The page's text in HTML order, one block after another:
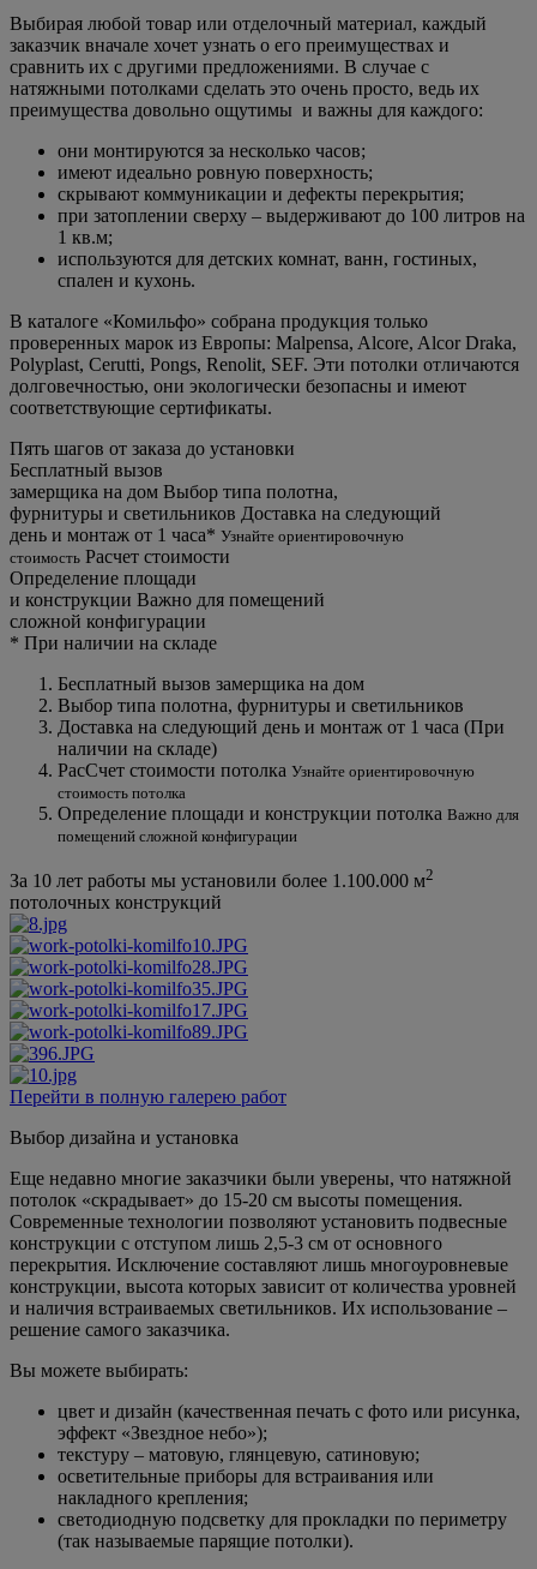
Выбирая любой товар или отделочный материал, каждый
заказчик вначале хочет узнать о его преимуществах и
сравнить их с другими предложениями. В случае с
натяжными потолками сделать это очень просто, ведь их
преимущества довольно ощутимы и важны для каждого:
они монтируются за несколько часов;
имеют идеально ровную поверхность;
скрывают коммуникации и дефекты перекрытия;
при затоплении сверху – выдерживают до 100 литров на
1 кв.м;
используются для детских комнат, ванн, гостиных,
спален и кухонь.
В каталоге «Комильфо» собрана продукция только
проверенных марок из Европы: Malpensa, Alcore, Alcor Draka,
Polyplast, Cerutti, Pongs, Renolit, SEF. Эти потолки отличаются
долговечностью, они экологически безопасны и имеют
соответствующие сертификаты.
Пять шагов от заказа до установки
Бесплатный вызов
замерщика на дом Выбор типа полотна,
фурнитуры и светильников Доставка на следующий
день и монтаж от 1 часа* Узнайте ориентировочную
стоимость Расчет стоимости
Определение площади
и конструкции Важно для помещений
сложной конфигурации
* При наличии на складе
Бесплатный вызов замерщика на дом
Выбор типа полотна, фурнитуры и светильников
Доставка на следующий день и монтаж от 1 часа (При
наличии на складе)
РасСчет стоимости потолка Узнайте ориентировочную
стоимость потолка
Определение площади и конструкции потолка Важно для
помещений сложной конфигурации
За 10 лет работы мы установили более 1.100.000 м2
потолочных конструкций
Перейти в полную галерею работ
Выбор дизайна и установка
Еще недавно многие заказчики были уверены, что натяжной
потолок «скрадывает» до 15-20 см высоты помещения.
Современные технологии позволяют установить подвесные
конструкции с отступом лишь 2,5-3 см от основного
перекрытия. Исключение составляют лишь многоуровневые
конструкции, высота которых зависит от количества уровней
и наличия встраиваемых светильников. Их использование –
решение самого заказчика.
Вы можете выбирать:
цвет и дизайн (качественная печать с фото или рисунка,
эффект «Звездное небо»);
текстуру – матовую, глянцевую, сатиновую;
осветительные приборы для встраивания или
накладного крепления;
светодиодную подсветку для прокладки по периметру
(так называемые парящие потолки).